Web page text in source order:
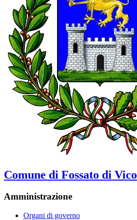
Comune di Fossato di Vico
Amministrazione
Organi di governo